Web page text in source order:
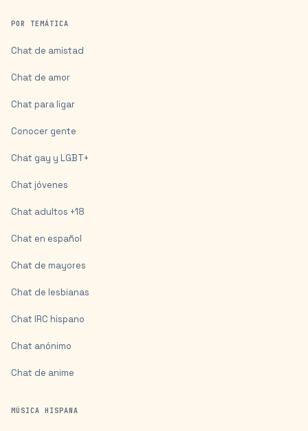
POR TEMÁTICA
Chat de amistad
Chat de amor
Chat para ligar
Conocer gente
Chat gay y LGBT+
Chat jóvenes
Chat adultos +18
Chat en español
Chat de mayores
Chat de lesbianas
Chat IRC hispano
Chat anónimo
Chat de anime
MÚSICA HISPANA